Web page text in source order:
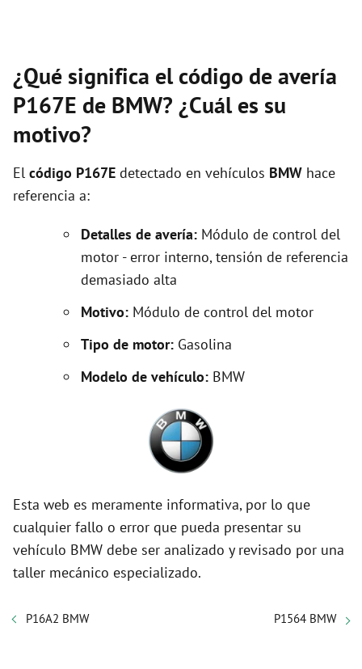
¿Qué significa el código de avería
P167E de BMW? ¿Cuál es su
motivo?
El código P167E detectado en vehículos BMW hace
referencia a:
Detalles de avería: Módulo de control del
motor - error interno, tensión de referencia
demasiado alta
Motivo: Módulo de control del motor
Tipo de motor: Gasolina
Modelo de vehículo: BMW
Esta web es meramente informativa, por lo que
cualquier fallo o error que pueda presentar su
vehículo BMW debe ser analizado y revisado por una
taller mecánico especializado.
P16A2 BMW P1564 BMW